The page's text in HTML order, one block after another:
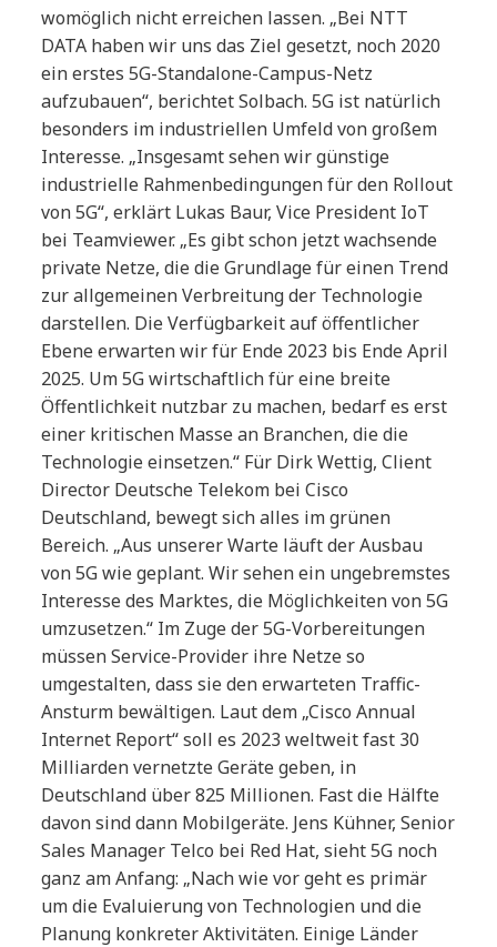
womöglich nicht erreichen lassen. „Bei NTT
DATA haben wir uns das Ziel gesetzt, noch 2020
ein erstes 5G-Standalone-Campus-Netz
aufzubauen“, berichtet Solbach. 5G ist natürlich
besonders im industriellen Umfeld von großem
Interesse. „Insgesamt sehen wir günstige
industrielle Rahmenbedingungen für den Rollout
von 5G“, erklärt Lukas Baur, Vice President IoT
bei Teamviewer. „Es gibt schon jetzt wachsende
private Netze, die die Grundlage für einen Trend
zur allgemeinen Verbreitung der Technologie
darstellen. Die Verfügbarkeit auf öffentlicher
Ebene erwarten wir für Ende 2023 bis Ende April
2025. Um 5G wirtschaftlich für eine breite
Öffentlichkeit nutzbar zu machen, bedarf es erst
einer kritischen Masse an Branchen, die die
Technologie einsetzen.“ Für Dirk Wettig, Client
Director Deutsche Telekom bei Cisco
Deutschland, bewegt sich alles im grünen
Bereich. „Aus unserer Warte läuft der Ausbau
von 5G wie geplant. Wir sehen ein ungebremstes
Interesse des Marktes, die Möglichkeiten von 5G
umzusetzen.“ Im Zuge der 5G-Vorbereitungen
müssen Service-Provider ihre Netze so
umgestalten, dass sie den erwarteten Traffic-
Ansturm bewältigen. Laut dem „Cisco Annual
Internet Report“ soll es 2023 weltweit fast 30
Milliarden vernetzte Geräte geben, in
Deutschland über 825 Millionen. Fast die Hälfte
davon sind dann Mobilgeräte. Jens Kühner, Senior
Sales Manager Telco bei Red Hat, sieht 5G noch
ganz am Anfang: „Nach wie vor geht es primär
um die Evaluierung von Technologien und die
Planung konkreter Aktivitäten. Einige Länder